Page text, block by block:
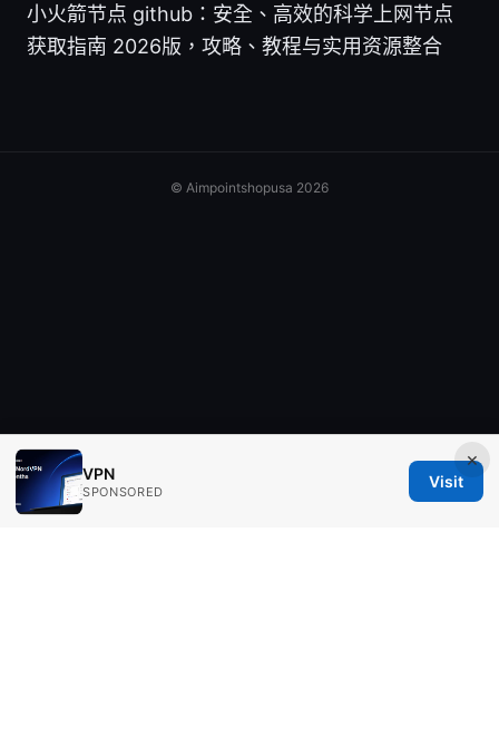
小火箭节点 github：安全、高效的科学上网节点
获取指南 2026版，攻略、教程与实用资源整合
×
VPN
SPONSORED
Visit
© Aimpointshopusa 2026